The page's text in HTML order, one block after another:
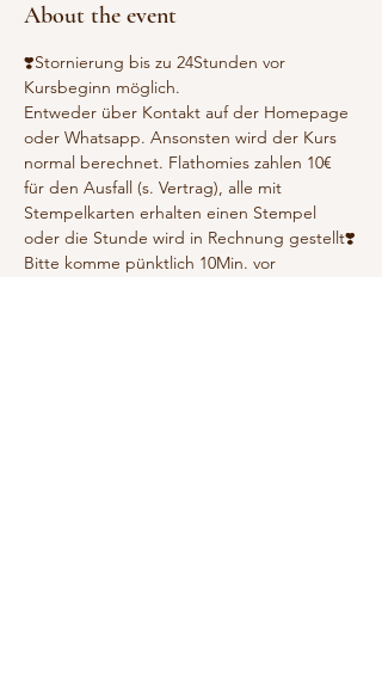
About the event
❣️Stornierung bis zu 24Stunden vor
Kursbeginn möglich.
Entweder über Kontakt auf der Homepage
oder Whatsapp. Ansonsten wird der Kurs
normal berechnet. Flathomies zahlen 10€
für den Ausfall (s. Vertrag), alle mit
Stempelkarten erhalten einen Stempel
oder die Stunde wird in Rechnung gestellt❣️
Bitte komme pünktlich 10Min. vor